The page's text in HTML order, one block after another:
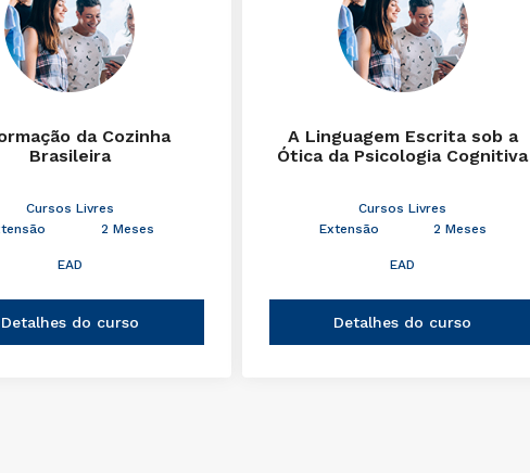
da Cozinha
Brasileira
Cursos Livres
2 Meses
EAD
Detalhes do curso
A Linguagem Escrita sob a
Ótica da Psicologia Cognitiva
Cursos Livres
Extensão
2 Meses
EAD
Detalhes do curso